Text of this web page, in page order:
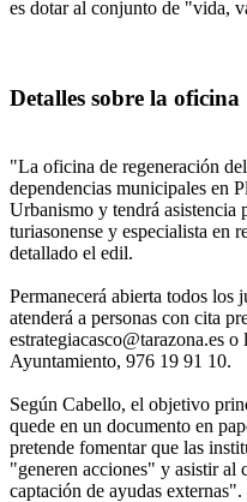
es dotar al conjunto de "vida,
Detalles sobre la oficina
"La oficina de regeneración
dependencias municipales en
Urbanismo y tendrá asistencia
turiasonense y especialista en
detallado el edil.
Permanecerá abierta todos los
atenderá a personas con cita
estrategiacasco@tarazona.es
Ayuntamiento, 976 19 91 10.
Según Cabello, el objetivo
quede en un documento en
pretende fomentar que las
"generen acciones" y asistir al
captación de ayudas externas".